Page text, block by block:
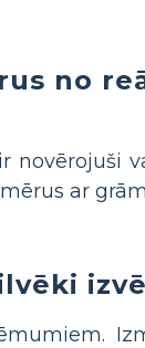
no
ar